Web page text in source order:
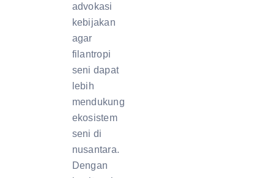
advokasi
kebijakan
agar
filantropi
seni dapat
lebih
mendukung
ekosistem
seni di
nusantara.
Dengan